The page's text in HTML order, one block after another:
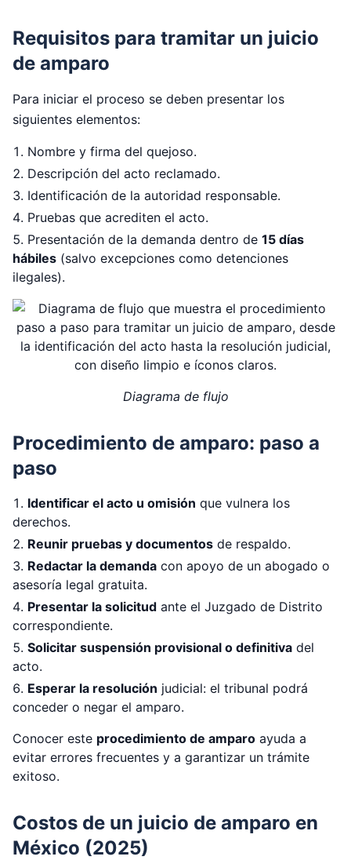
Requisitos para tramitar un juicio
de amparo
Para iniciar el proceso se deben presentar los
siguientes elementos:
Nombre y firma del quejoso.
Descripción del acto reclamado.
Identificación de la autoridad responsable.
Pruebas que acrediten el acto.
Presentación de la demanda dentro de 15 días
hábiles (salvo excepciones como detenciones
ilegales).
Diagrama de flujo
Procedimiento de amparo: paso a
paso
Identificar el acto u omisión que vulnera los
derechos.
Reunir pruebas y documentos de respaldo.
Redactar la demanda con apoyo de un abogado o
asesoría legal gratuita.
Presentar la solicitud ante el Juzgado de Distrito
correspondiente.
Solicitar suspensión provisional o definitiva del
acto.
Esperar la resolución judicial: el tribunal podrá
conceder o negar el amparo.
Conocer este procedimiento de amparo ayuda a
evitar errores frecuentes y a garantizar un trámite
exitoso.
Costos de un juicio de amparo en
México (2025)